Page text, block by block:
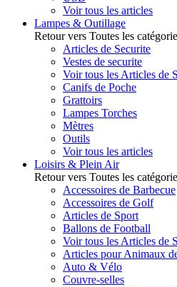
Voir tous les articles
Lampes & Outillage
Retour vers Toutes les
Articles de Securite
Vestes de securite
Voir tous les Articles de
Canifs de Poche
Grattoirs
Lampes Torches
Mètres
Outils
Voir tous les articles
Loisirs & Plein Air
Retour vers Toutes les
Accessoires de Barbecue
Accessoires de Golf
Articles de Sport
Ballons de Football
Voir tous les Articles de
Articles pour Animaux
Auto & Vélo
Couvre-selles